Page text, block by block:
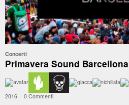
Concerti
Primavera Sound
2016 · 0 Commenti ·